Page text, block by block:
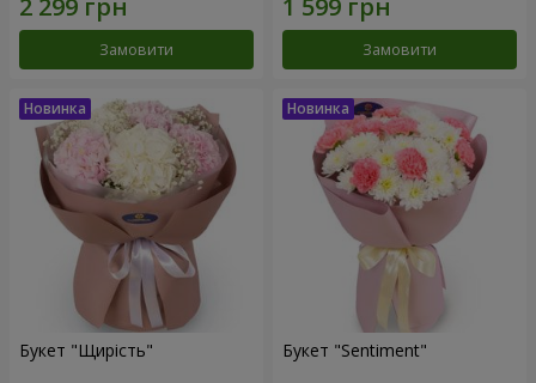
Замовити Замовити
Букет "Щирість" Букет "Sentiment"